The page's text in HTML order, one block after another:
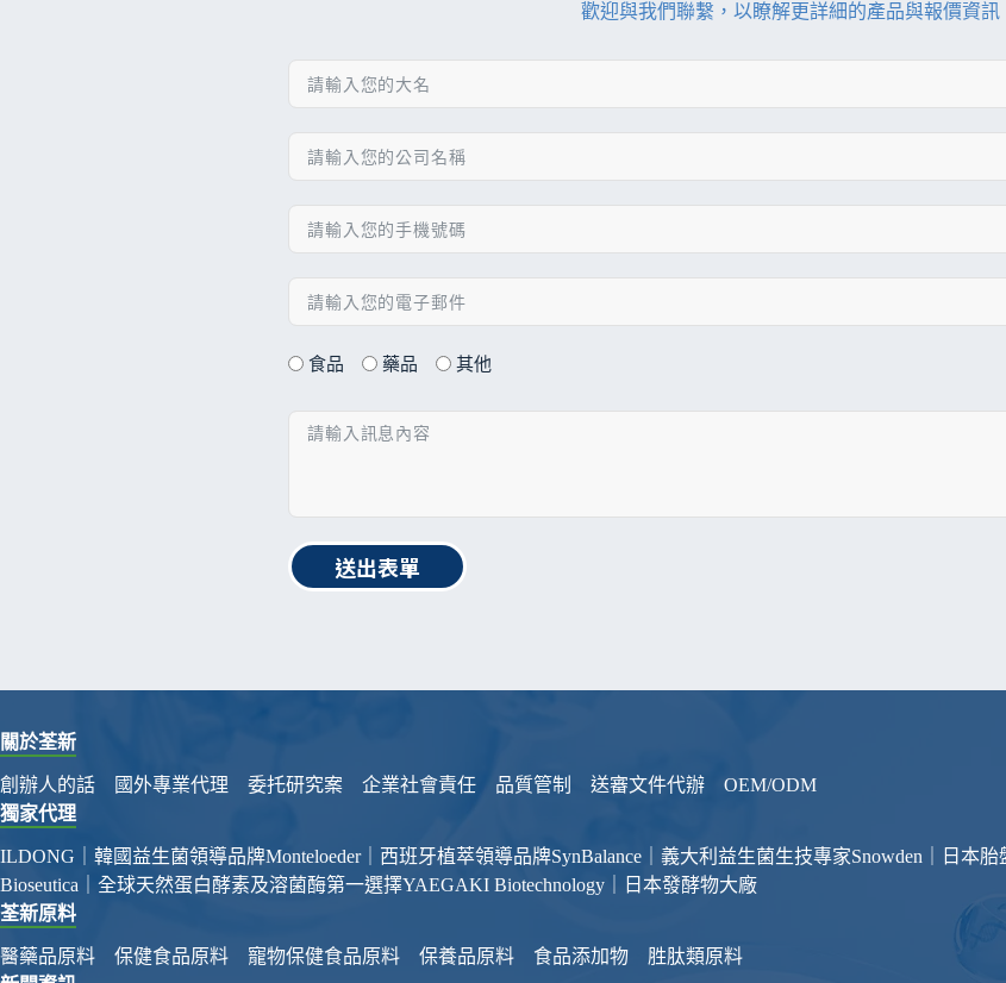
歡迎與我們聯繫，以瞭解更詳細的產品與報價資訊
食品 藥品 其他
送出表單
關於荃新
創辦人的話 國外專業代理 委托研究案 企業社會責任 品質管制 送審文件代辦
OEM/ODM
獨家代理
ILDONG｜韓國益生菌領導品牌Monteloeder｜西班牙植萃領導品牌SynBalance｜義大利益生菌生技專家Snowden｜日本
Bioseutica｜全球天然蛋白酵素及溶菌酶第一選擇YAEGAKI Biotechnology｜日本發酵物大廠
荃新原料
醫藥品原料 保健食品原料 寵物保健食品原料 保養品原料 食品添加物
胜肽類原料